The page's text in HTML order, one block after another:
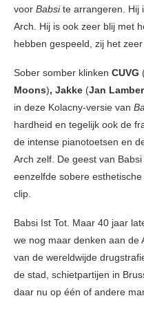
voor Babsite arrangeren. Hij
Arch. Hij is ook zeer blij met
hebben gespeeld, zij het zeer
Sober somber klinken CUVG
Moons), Jakke (Jan
in deze Kolacny-versie van
hardheid en tegelijk ook de
de intense pianotoetsen en
Arch zelf. De geest van
eenzelfde sobere
clip.
Babsi Ist Tot. Maar 40 jaar
we nog maar denken aan de
van de wereldwijde
de stad, schietpartijen in
daar nu op één of andere